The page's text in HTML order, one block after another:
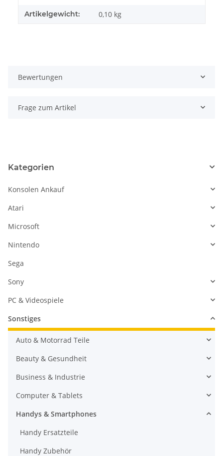
Artikelgewicht: 0,10 kg
Bewertungen
Frage zum Artikel
Kategorien
Konsolen Ankauf
Atari
Microsoft
Nintendo
Sega
Sony
PC & Videospiele
Sonstiges
Auto & Motorrad Teile
Beauty & Gesundheit
Business & Industrie
Computer & Tablets
Handys & Smartphones
Handy Ersatzteile
Handy Zubehör